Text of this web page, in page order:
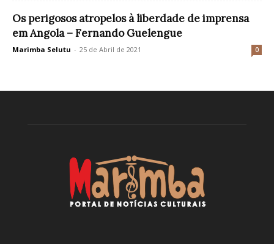
Os perigosos atropelos à liberdade de imprensa
em Angola – Fernando Guelengue
Marimba Selutu - 25 de Abril de 2021 0